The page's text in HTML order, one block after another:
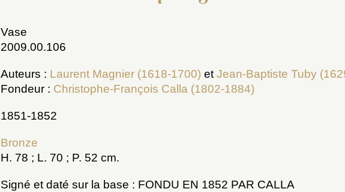
Vase
2009.00.106
Auteurs : Laurent Magnier (1618-1700) et Jean-Baptiste Tuby
Fondeur : Christophe-François Calla (1802-1884)
1851-1852
Bronze
H. 78 ; L. 70 ; P. 52 cm.
Signé et daté sur la base : FONDU EN 1852 PAR CALLA